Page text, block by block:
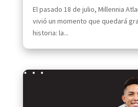
El pasado 18 de julio, Millennia
vivió un momento que quedará
historia: la...